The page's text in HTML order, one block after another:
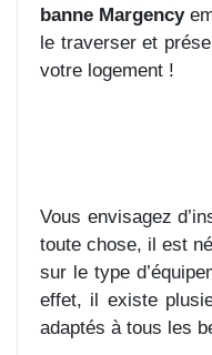
banne Margency
le traverser et
votre logement !
Vous envisagez
toute chose, il est
sur le type
effet, il existe
adaptés à tous les